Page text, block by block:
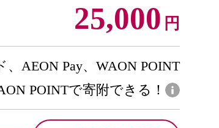
25,000 円
AEON Pay、WAON POINT
POINTで寄附できる！